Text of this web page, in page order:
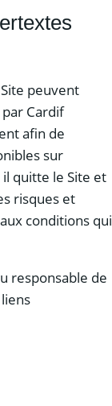
peuvent
Cardif
afin de
sur
il quitte le Site et
risques et
conditions qui
responsable de